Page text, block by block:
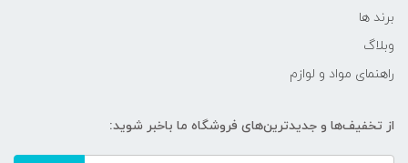
برند ها
وبلاگ
راهنمای مواد و لوازم
از تخفیف‌ها و جدیدترین‌های فروشگاه ما باخبر شوید: